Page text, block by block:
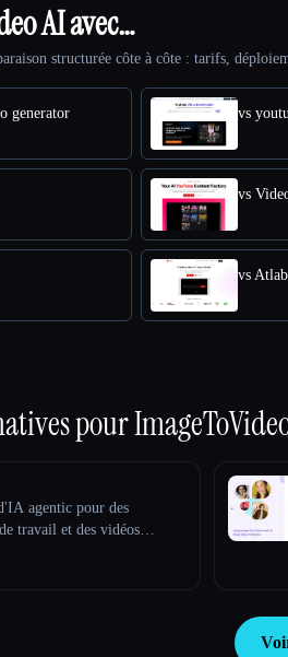
AI avec…
structurée côte à côte : tarifs,
generator vs
vs
vs
pour
agentic pour des
travail et des vidéos